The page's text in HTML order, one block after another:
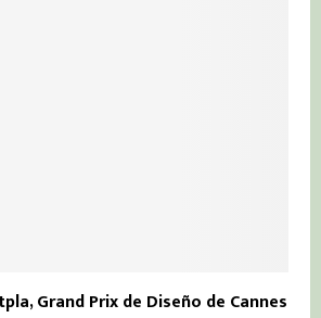
Grand Prix de Diseño de Cannes